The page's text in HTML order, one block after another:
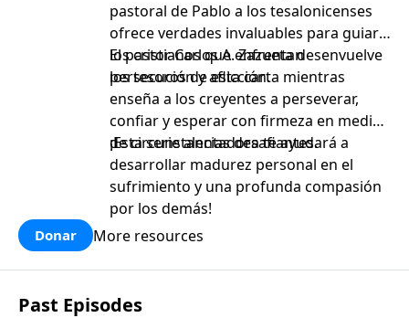
pastoral de Pablo a los tesalonicenses
ofrece verdades invaluables para guiar a
los cristianos que enfrentan
persecución y aflicción.
El pastor Carlos A. Zazueta desenvuelve
los tesoros de esta carta mientras
enseña a los creyentes a perseverar,
confiar y esperar con firmeza en medio
de circunstancias desafiantes.
¡Esta serie alentadora te ayudará a
desarrollar madurez personal en el
sufrimiento y una profunda compasión
por los demás!
Donar More resources
Past Episodes